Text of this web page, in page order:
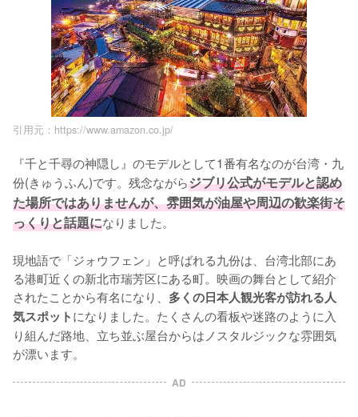
引用元：https://www.amazon.co.jp/
『千と千尋の神隠し』のモデルとして1番有名なのが台湾・九
份(きゅうふん)です。残念ながらジブリ公式がモデルと認め
た場所ではありませんが、雰囲気が油屋や周辺の歓楽街そ
っくりと話題になりました。
現地語で「ジォウフェン」と呼ばれる九份は、台湾北部にあ
る港町近くの新北市瑞芳区にある町。映画の舞台として紹介
されたことから有名になり、 多くの日本人観光客が訪れる人
気スポットになりました。たくさんの看板や迷路のように入
り組んだ路地、立ち並ぶ屋台からはノスタルジックな雰囲気
が漂います。
AD